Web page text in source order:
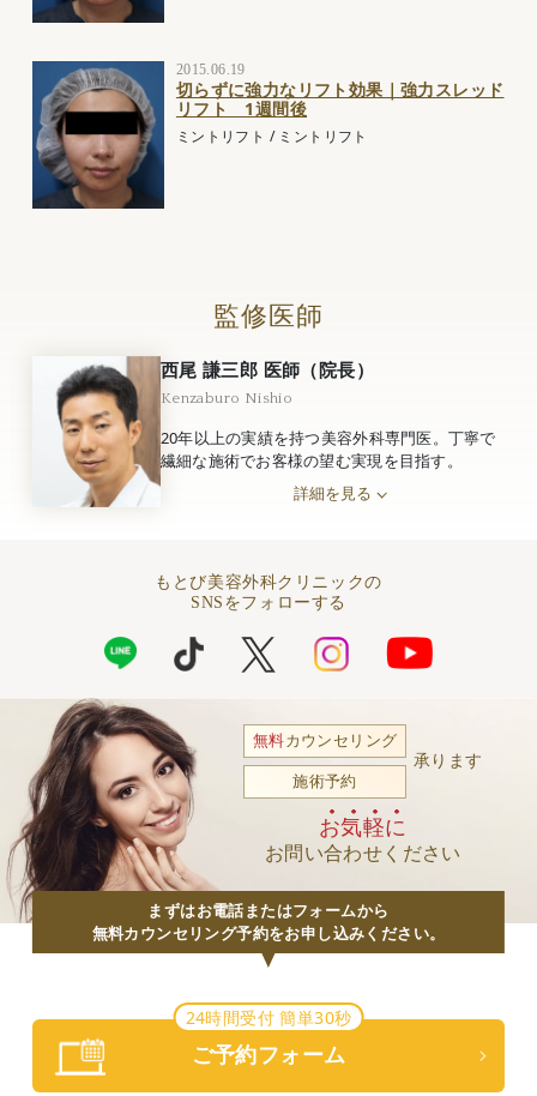
2015.06.19
切らずに強力なリフト効果｜強力スレッド
リフト 1週間後
ミントリフト / ミントリフト
監修医師
西尾 謙三郎 医師（院長）
Kenzaburo Nishio
20年以上の実績を持つ美容外科専門医。丁寧で
繊細な施術でお客様の望む実現を目指す。
詳細を見る
もとび美容外科クリニックの
SNSをフォローする
無料カウンセリング
施術予約
承ります
お気軽に
お問い合わせください
まずはお電話またはフォームから
無料カウンセリング予約をお申し込みください。
24時間受付 簡単30秒
ご予約フォーム